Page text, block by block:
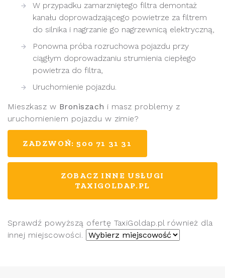
W przypadku zamarzniętego filtra demontaż
kanału doprowadzającego powietrze za filtrem
do silnika i nagrzanie go nagrzewnicą elektryczną,
Ponowna próba rozruchowa pojazdu przy
ciągłym doprowadzaniu strumienia ciepłego
powietrza do filtra,
Uruchomienie pojazdu.
Mieszkasz w Broniszach i masz problemy z
uruchomieniem pojazdu w zimie?
ZADZWOŃ: 500 71 31 31
ZOBACZ INNE USŁUGI
TAXIGOLDAP.PL
Sprawdź powyższą ofertę TaxiGoldap.pl również dla
innej miejscowości.